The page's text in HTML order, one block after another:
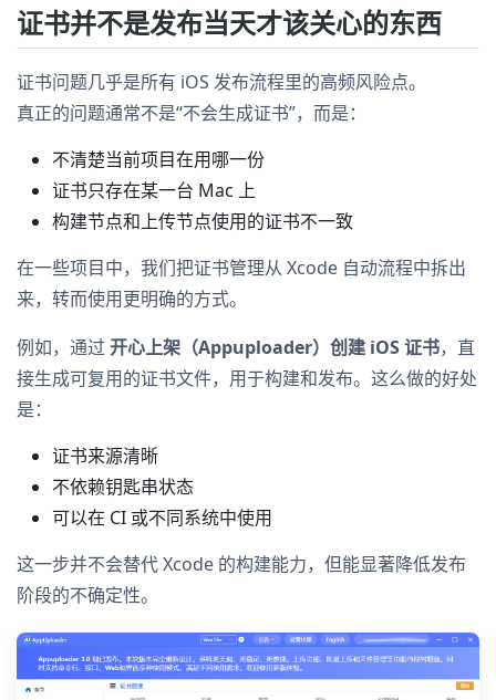
证书并不是发布当天才该关心的东西
证书问题几乎是所有 iOS 发布流程里的高频风险点。
真正的问题通常不是“不会生成证书”，而是：
不清楚当前项目在用哪一份
证书只存在某一台 Mac 上
构建节点和上传节点使用的证书不一致
在一些项目中，我们把证书管理从 Xcode 自动流程中拆出
来，转而使用更明确的方式。
例如，通过 开心上架（Appuploader）创建 iOS 证书，直
接生成可复用的证书文件，用于构建和发布。这么做的好处
是：
证书来源清晰
不依赖钥匙串状态
可以在 CI 或不同系统中使用
这一步并不会替代 Xcode 的构建能力，但能显著降低发布
阶段的不确定性。